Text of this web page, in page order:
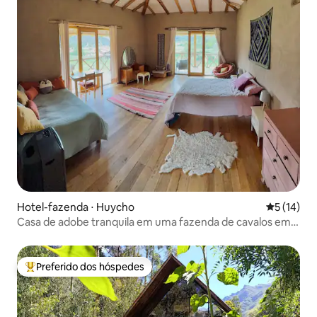
Hotel-fazenda ⋅ Huycho 5 de uma
5 (14)
Casa de adobe tranquila em uma fazenda de cavalos em
Entre os melhores preferidos dos hóspedes
Preferido dos hóspedes